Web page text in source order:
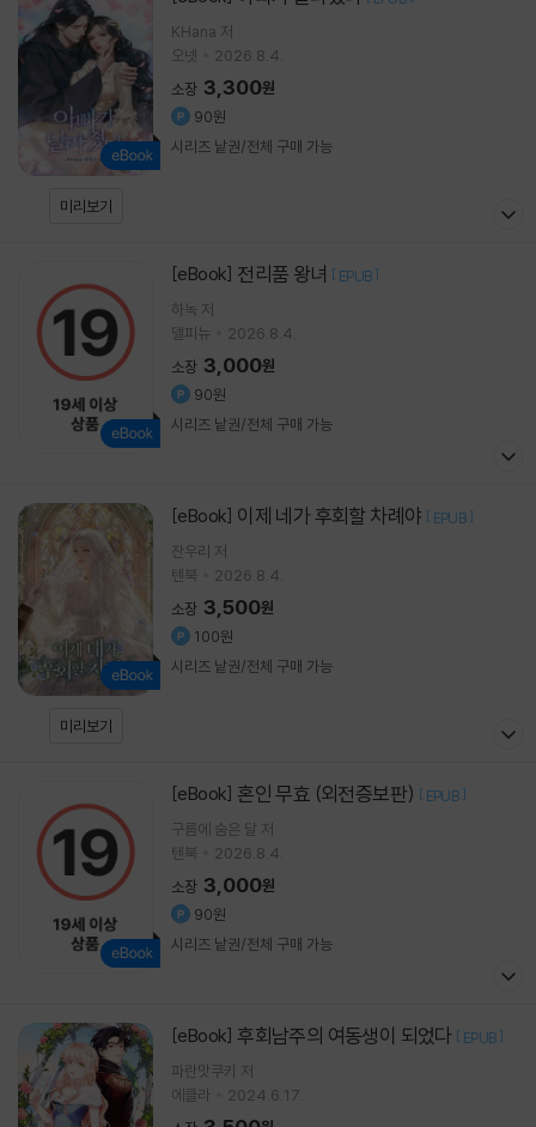
미리보기
KHana 저
오넷
2026.8.4.
소장 3,300원
90원
시리즈 낱권/전체 구매 가능
[eBook] 전리품 왕녀 [ EPUB ]
하녹 저
델피뉴
2026.8.4.
소장 3,000원
90원
시리즈 낱권/전체 구매 가능
미리보기
[eBook] 이제 네가 후회할 차례야 [ EPUB ]
잔우리 저
텐북
2026.8.4.
소장 3,500원
100원
시리즈 낱권/전체 구매 가능
[eBook] 혼인 무효 (외전증보판) [ EPUB ]
구름에 숨은 달 저
텐북
2026.8.4.
소장 3,000원
90원
시리즈 낱권/전체 구매 가능
[eBook] 후회남주의 여동생이 되었다 [ EPUB ]
파란맛쿠키 저
에클라
2024.6.17.